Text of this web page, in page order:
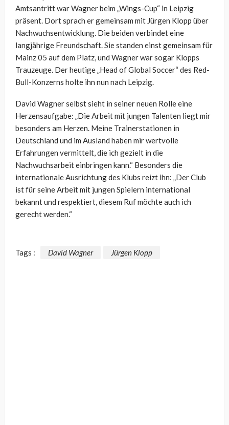
Amtsantritt war Wagner beim „Wings-Cup“ in Leipzig
präsent. Dort sprach er gemeinsam mit Jürgen Klopp über
Nachwuchsentwicklung. Die beiden verbindet eine
langjährige Freundschaft. Sie standen einst gemeinsam für
Mainz 05 auf dem Platz, und Wagner war sogar Klopps
Trauzeuge. Der heutige „Head of Global Soccer“ des Red-
Bull-Konzerns holte ihn nun nach Leipzig.
David Wagner selbst sieht in seiner neuen Rolle eine
Herzensaufgabe: „Die Arbeit mit jungen Talenten liegt mir
besonders am Herzen. Meine Trainerstationen in
Deutschland und im Ausland haben mir wertvolle
Erfahrungen vermittelt, die ich gezielt in die
Nachwuchsarbeit einbringen kann.“ Besonders die
internationale Ausrichtung des Klubs reizt ihn: „Der Club
ist für seine Arbeit mit jungen Spielern international
bekannt und respektiert, diesem Ruf möchte auch ich
gerecht werden.“
Tags : David Wagner Jürgen Klopp